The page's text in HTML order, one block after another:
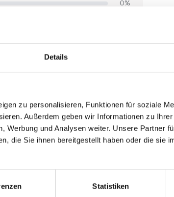
Details
zu personalisieren, Funktionen für soziale
Außerdem geben wir Informationen zu
Werbung und Analysen weiter. Unsere Partner
die Sie ihnen bereitgestellt haben oder die sie
Statistiken